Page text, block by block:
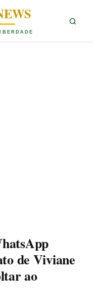
de Viviane
ao